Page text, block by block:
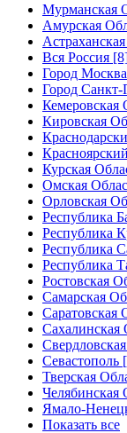
Мурманская
Амурская
Вся Россия
Город
Город Санкт-
Кемеровская
Кировская
Курская
Омская
Орловская
Республика
Республика
Республика
Республика
Ростовская
Самарская
Саратовская
Сахалинская
Севастополь
Тверская
Челябинская
Ямало-
Показать все